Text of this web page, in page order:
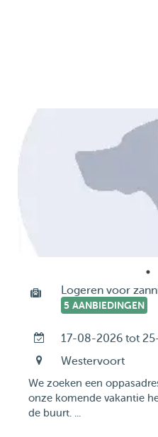
Logeren voor
5 AANBIEDINGEN
17-08-2026 tot
Westervoort
We zoeken een
onze komende vakantie
de buurt. ...